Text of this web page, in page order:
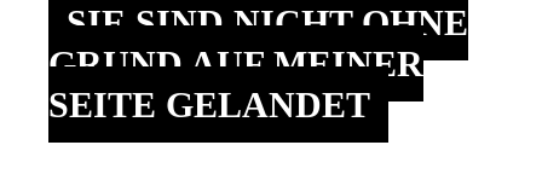
SIE SIND NICHT OHNE
GRUND AUF MEINER
SEITE GELANDET